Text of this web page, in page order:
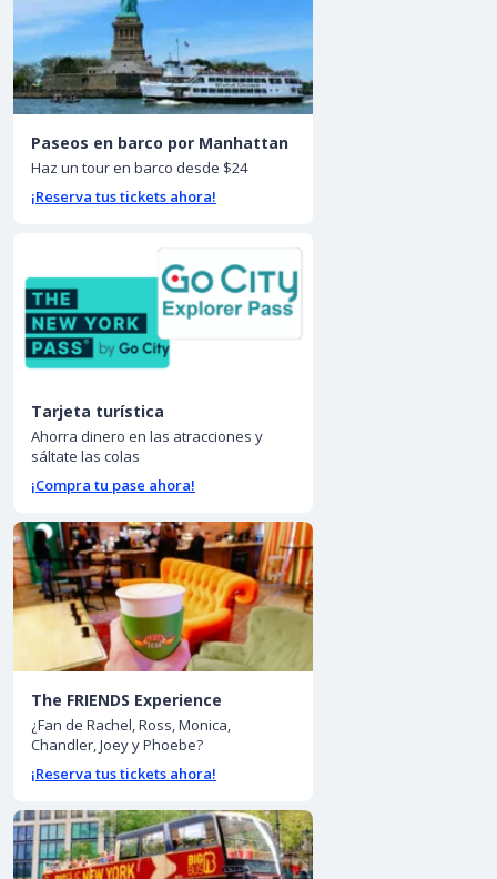
Paseos en barco por Manhattan
Haz un tour en barco desde $24
¡Reserva tus tickets ahora!
Tarjeta turística
Ahorra dinero en las atracciones y
sáltate las colas
¡Compra tu pase ahora!
The FRIENDS Experience
¿Fan de Rachel, Ross, Monica,
Chandler, Joey y Phoebe?
¡Reserva tus tickets ahora!